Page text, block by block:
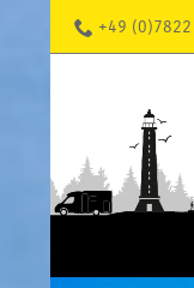
+49 (0)7822